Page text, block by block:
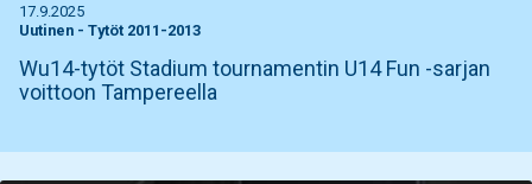
17.9.2025
Uutinen - Tytöt 2011-2013
Wu14-tytöt Stadium tournamentin U14 Fun -sarjan
voittoon Tampereella